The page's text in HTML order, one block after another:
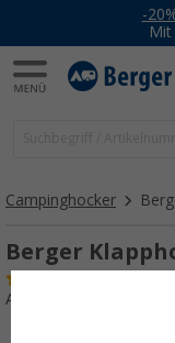
-
Campinghocker
Berger
Art.-Nr.: 728800